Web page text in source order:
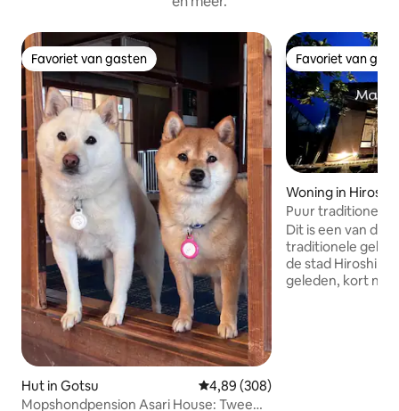
Favoriet van gasten
Favoriet van gasten
Hut in Gotsu Gemiddelde beoordeling van
4,89 (308)
Mopshondpension Asari House: Twee
Favoriet van
Favoriet van
Woning in
Puur traditioneel
Gehele woning
Dit is een van de
traditionele
de stad
geleden, kort na